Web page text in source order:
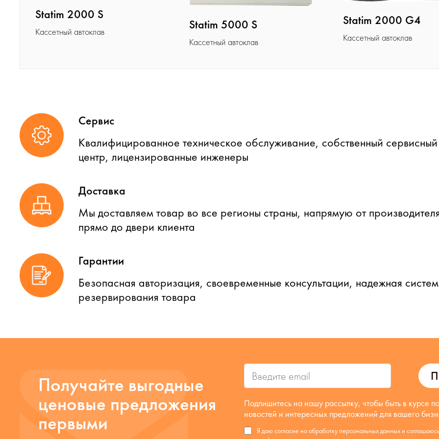
Statim 2000 S
Кассетный автоклав Statim 5000 S
Кассетный автоклав
Statim 2000 G4
Кассетный автоклав
Сервис
Квалифицированное техническое обслуживание, собственный сервисный
центр, лицензированные инженеры
Доставка
Мы доставляем товар во все регионы страны, напрямую от
прямо до двери клиента
Гарантии
Безопасная авторизация, своевременные консультации, надежная
резервирования товара
Получайте выгодные
ценовые предложения
первыми
Подпишитесь на нашу рассылку, чтобы быть в курсе
новостей и интересных предложений для вашего
Я даю согласие на обработку персональных данных и